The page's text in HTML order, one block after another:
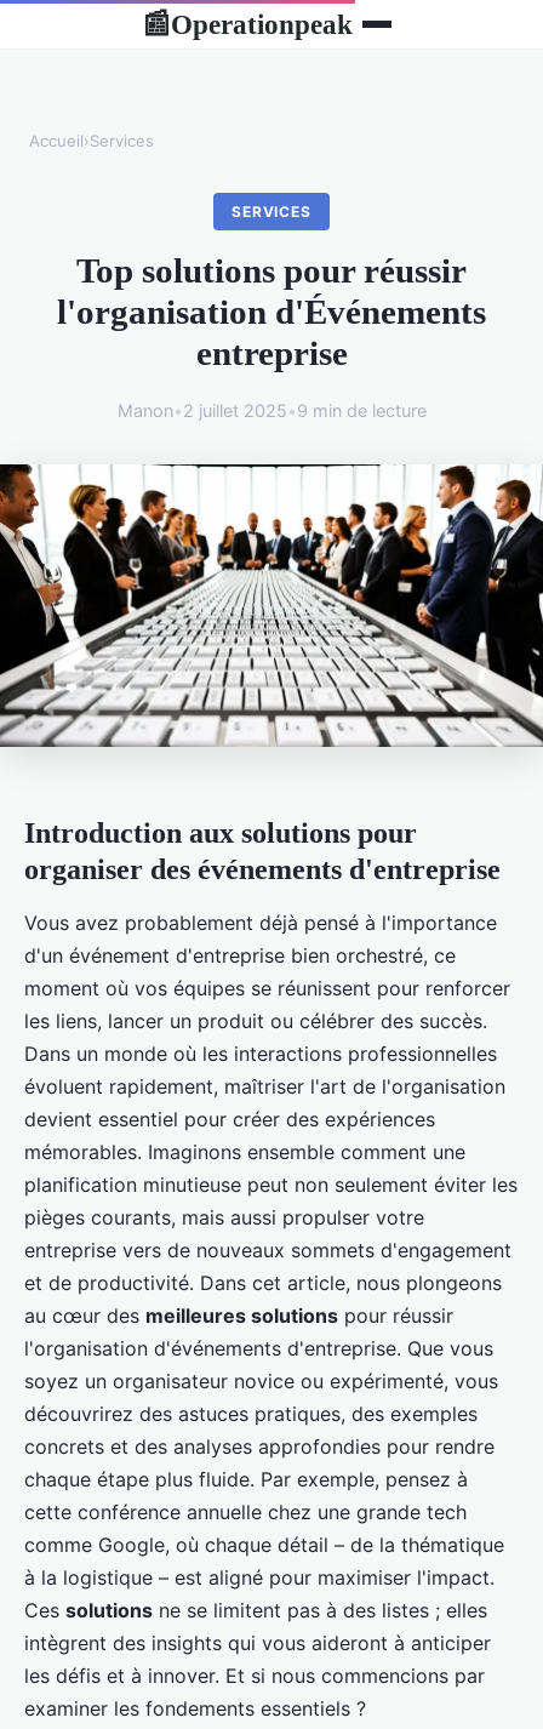
📰Operationpeak
Accueil›Services
SERVICES
Top solutions pour réussir
l'organisation d'Événements
entreprise
Manon•2 juillet 2025•9 min de lecture
Introduction aux solutions pour
organiser des événements d'entreprise
Vous avez probablement déjà pensé à l'importance
d'un événement d'entreprise bien orchestré, ce
moment où vos équipes se réunissent pour renforcer
les liens, lancer un produit ou célébrer des succès.
Dans un monde où les interactions professionnelles
évoluent rapidement, maîtriser l'art de l'organisation
devient essentiel pour créer des expériences
mémorables. Imaginons ensemble comment une
planification minutieuse peut non seulement éviter les
pièges courants, mais aussi propulser votre
entreprise vers de nouveaux sommets d'engagement
et de productivité. Dans cet article, nous plongeons
au cœur des meilleures solutions pour réussir
l'organisation d'événements d'entreprise. Que vous
soyez un organisateur novice ou expérimenté, vous
découvrirez des astuces pratiques, des exemples
concrets et des analyses approfondies pour rendre
chaque étape plus fluide. Par exemple, pensez à
cette conférence annuelle chez une grande tech
comme Google, où chaque détail – de la thématique
à la logistique – est aligné pour maximiser l'impact.
Ces solutions ne se limitent pas à des listes ; elles
intègrent des insights qui vous aideront à anticiper
les défis et à innover. Et si nous commencions par
examiner les fondements essentiels ?